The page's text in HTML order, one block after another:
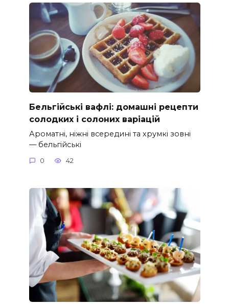
Бельгійські вафлі: домашні рецепти
солодких і солоних варіацій
Ароматні, ніжні всередині та хрумкі зовні
— бельгійські
0 42